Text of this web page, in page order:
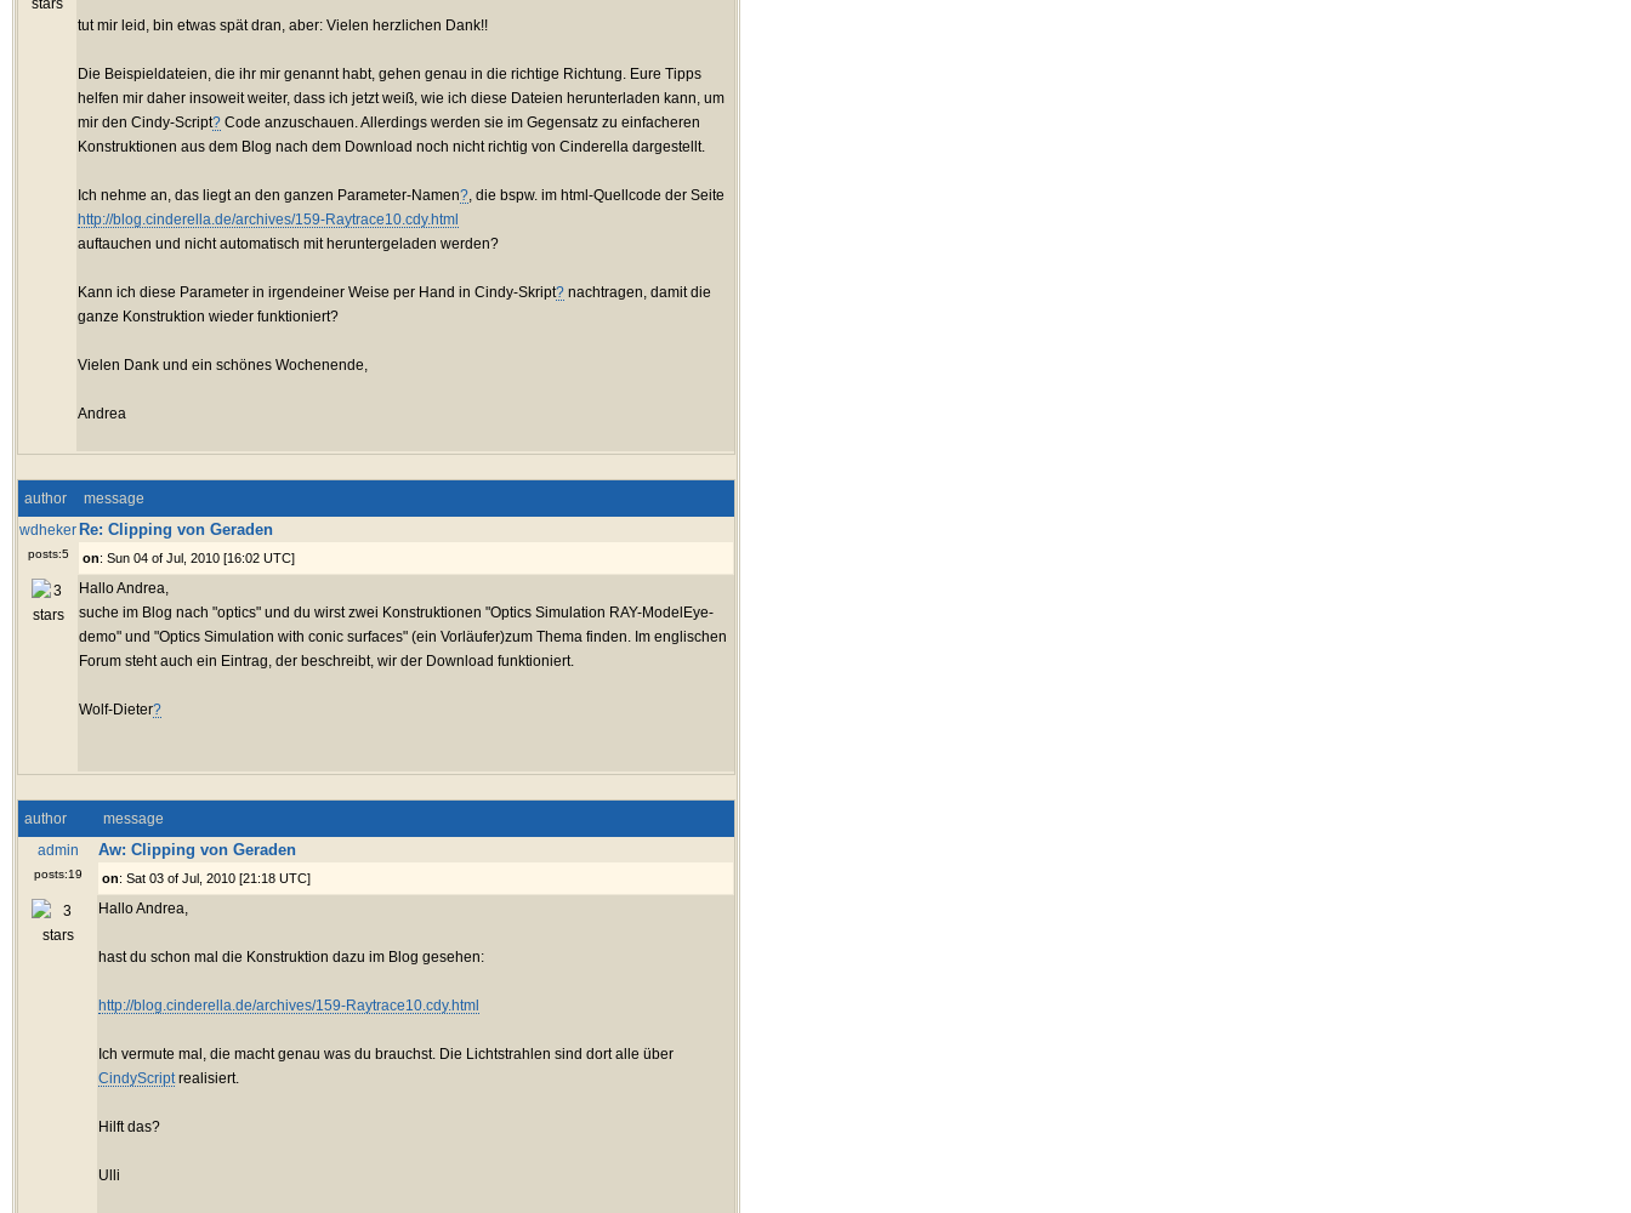
tut mir leid, bin etwas spät dran, aber: Vielen herzlichen Dank!!
Die Beispieldateien, die ihr mir genannt habt, gehen genau in die richtige Richtung. Eure Tipps
helfen mir daher insoweit weiter, dass ich jetzt weiß, wie ich diese Dateien herunterladen kann, um
mir den Cindy-Script? Code anzuschauen. Allerdings werden sie im Gegensatz zu einfacheren
Konstruktionen aus dem Blog nach dem Download noch nicht richtig von Cinderella dargestellt.
Ich nehme an, das liegt an den ganzen Parameter-Namen? , die bspw. im html-Quellcode der Seite
http://blog.cinderella.de/archives/159-Raytrace10.cdy.html
auftauchen und nicht automatisch mit heruntergeladen werden?
Kann ich diese Parameter in irgendeiner Weise per Hand in Cindy-Skript? nachtragen, damit die
ganze Konstruktion wieder funktioniert?
Vielen Dank und ein schönes Wochenende,
Andrea
author
message
wdheker
posts:5
Re: Clipping von Geraden
on: Sun 04 of Jul, 2010 [16:02 UTC]
Hallo Andrea,
suche im Blog nach "optics" und du wirst zwei Konstruktionen "Optics Simulation RAY-ModelEye-
demo" und "Optics Simulation with conic surfaces" (ein Vorläufer)zum Thema finden. Im englischen
Forum steht auch ein Eintrag, der beschreibt, wir der Download funktioniert.
Wolf-Dieter?
author
message
admin
posts:19
Aw: Clipping von Geraden
on: Sat 03 of Jul, 2010 [21:18 UTC]
Hallo Andrea,
hast du schon mal die Konstruktion dazu im Blog gesehen:
http://blog.cinderella.de/archives/159-Raytrace10.cdy.html
Ich vermute mal, die macht genau was du brauchst. Die Lichtstrahlen sind dort alle über
CindyScript realisiert.
Hilft das?
Ulli